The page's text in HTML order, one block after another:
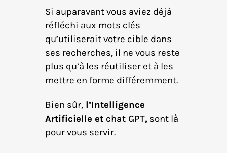
Si auparavant vous aviez déjà
réfléchi aux mots clés
qu’utiliserait votre cible dans
ses recherches, il ne vous reste
plus qu’à les réutiliser et à les
mettre en forme différemment.
Bien sûr, l’Intelligence
Artificielle et chat GPT, sont là
pour vous servir.